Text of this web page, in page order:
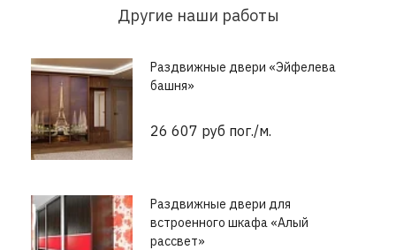
Другие наши работы
Раздвижные двери «Эйфелева
башня»
26 607 руб пог./м.
Раздвижные двери для
встроенного шкафа «Алый
рассвет»